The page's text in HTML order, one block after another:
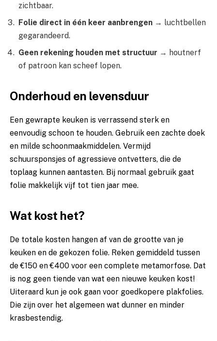
zichtbaar.
Folie direct in één keer aanbrengen → luchtbellen
gegarandeerd.
Geen rekening houden met structuur → houtnerf
of patroon kan scheef lopen.
Onderhoud en levensduur
Een gewrapte keuken is verrassend sterk en
eenvoudig schoon te houden. Gebruik een zachte doek
en milde schoonmaakmiddelen. Vermijd
schuursponsjes of agressieve ontvetters, die de
toplaag kunnen aantasten. Bij normaal gebruik gaat
folie makkelijk vijf tot tien jaar mee.
Wat kost het?
De totale kosten hangen af van de grootte van je
keuken en de gekozen folie. Reken gemiddeld tussen
de €150 en €400 voor een complete metamorfose. Dat
is nog geen tiende van wat een nieuwe keuken kost!
Uiteraard kun je ook gaan voor goedkopere plakfolies.
Die zijn over het algemeen wat dunner en minder
krasbestendig.